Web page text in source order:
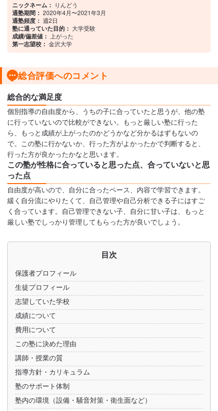
ニックネーム： りんどう
通塾期間： 2020年4月〜2021年3月
通塾頻度： 週2日
塾に通っていた目的： 大学受験
成績/偏差値： 上がった
第一志望校： 金沢大学
総合評価へのコメント
総合的な満足度
個別指導の自由度から、うちの子に合っていたと思うが、他の塾
に行っていないので比較ができない。もっと厳しい塾に行った
ら、もっと成績が上がったのかどうかなど分かるはずもないの
で。この塾に行かないか、行った方がよかったかで判断すると、
行った方が良かったかなと思います。
この塾が性格に合っていると思った点、合っていないと思
った点
自由度が高いので、自分に合ったペース、内容で学習できます。
緩く自分流にやりたくて、自己管理や自己分析できる子にはすご
く合っています。自己管理できない子、自分に甘い子は、もっと
厳しい塾でしっかり管理してもらった方が良いでしょう。
目次
保護者プロフィール
生徒プロフィール
志望していた学校
成績について
費用について
この塾に決めた理由
講師・授業の質
指導方針・カリキュラム
塾のサポート体制
塾内の環境（設備・騒音対策・衛生面など）